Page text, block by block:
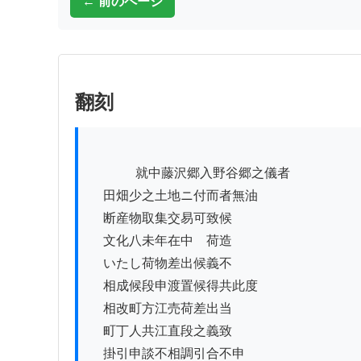
翻刻
田畑少之土地ニ付而者無油
断産物取集交易可致候
文化八未年在中ゟ荷造
いたし荷物差出候義不
相成候段申渡置候得共此度
相改町方江売荷差出当
町丁人共江直段之義致
掛引申談不相調引合不申